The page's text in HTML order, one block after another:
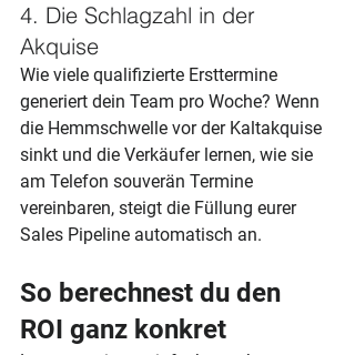
4. Die Schlagzahl in der
Akquise
Wie viele qualifizierte Ersttermine
generiert dein Team pro Woche? Wenn
die Hemmschwelle vor der Kaltakquise
sinkt und die Verkäufer lernen, wie sie
am Telefon souverän Termine
vereinbaren, steigt die Füllung eurer
Sales Pipeline automatisch an.
So berechnest du den
ROI ganz konkret